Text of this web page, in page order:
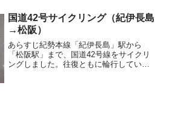
国道42号サイクリング（紀伊長島
→松阪）
あらすじ紀勢本線「紀伊長島」駅から
「松阪駅」まで、国道42号線をサイクリ
ングしました。往復ともに輪行していま